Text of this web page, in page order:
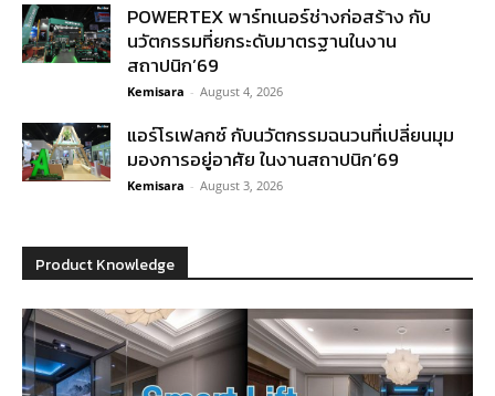
POWERTEX พาร์ทเนอร์ช่างก่อสร้าง กับ
นวัตกรรมที่ยกระดับมาตรฐานในงาน
สถาปนิก’69
Kemisara - August 4, 2026
แอร์โรเฟลกซ์ กับนวัตกรรมฉนวนที่เปลี่ยนมุม
มองการอยู่อาศัย ในงานสถาปนิก’69
Kemisara - August 3, 2026
Product Knowledge